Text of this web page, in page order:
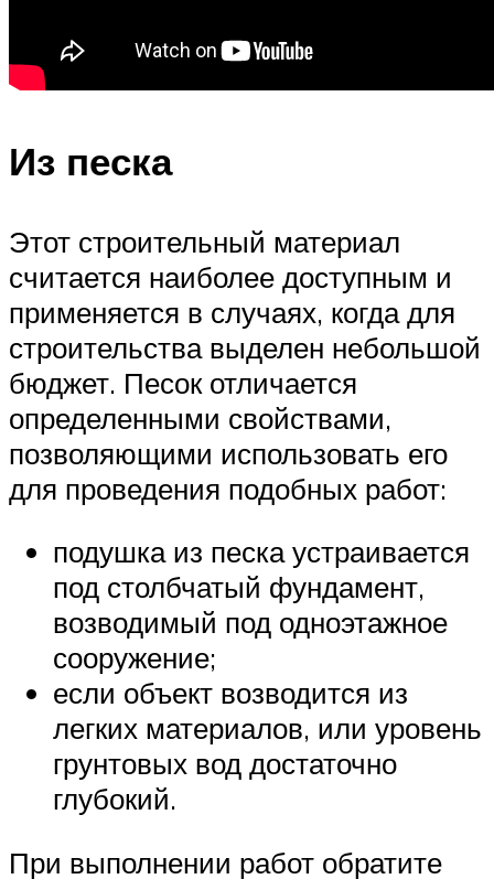
Из песка
Этот строительный материал
считается наиболее доступным и
применяется в случаях, когда для
строительства выделен небольшой
бюджет. Песок отличается
определенными свойствами,
позволяющими использовать его
для проведения подобных работ:
подушка из песка устраивается
под столбчатый фундамент,
возводимый под одноэтажное
сооружение;
если объект возводится из
легких материалов, или уровень
грунтовых вод достаточно
глубокий.
При выполнении работ обратите